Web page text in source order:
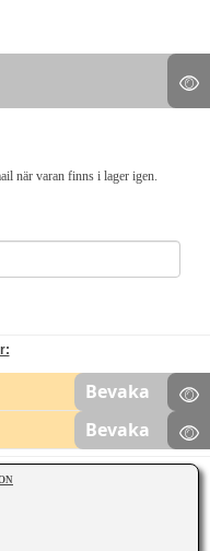
när varan finns i lager igen.
Bevaka
Bevaka